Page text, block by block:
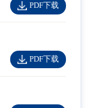
PDF下载
PDF下载